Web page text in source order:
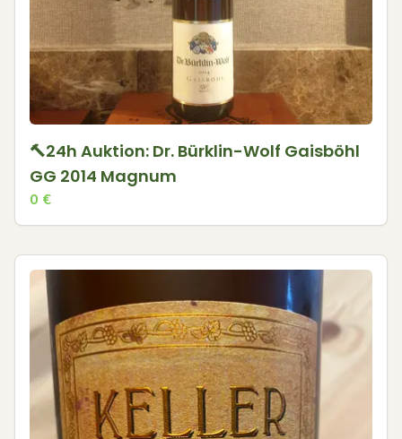
🔨24h Auktion: Dr. Bürklin-Wolf Gaisböhl
GG 2014 Magnum
0 €